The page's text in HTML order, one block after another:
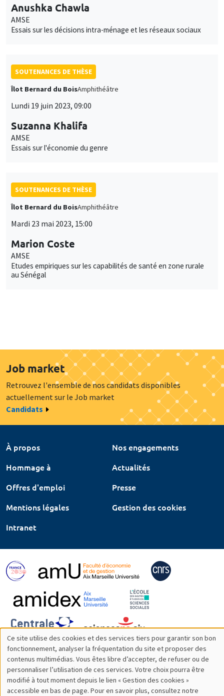
Anushka Chawla
AMSE
Essais sur les décisions intra-ménage et les réseaux sociaux
SOUTENANCES DE THÈSE
Îlot Bernard du BoisAmphithéâtre
Lundi 19 juin 2023, 09:00
Suzanna Khalifa
AMSE
Essais sur l'économie du genre
SOUTENANCES DE THÈSE
Îlot Bernard du BoisAmphithéâtre
Mardi 23 mai 2023, 15:00
Marion Coste
AMSE
Etudes empiriques sur les capabilités de santé en zone rurale
au Sénégal
Job market
Retrouvez l'ensemble de nos candidats disponibles
actuellement sur le Job market
Candidats
À propos
Nos engagements
Hommage à
Actualités
Offres d'emploi
Presse
Mentions légales
Gestion des cookies
Intranet
Utilisation
des
données
Ce site utilise des cookies et des services tiers pour garantir son bon
fonctionnement, analyser la fréquentation du site et proposer des
contenus multimédias. Vous êtes libre d’accepter, de refuser ou de
personnaliser l’utilisation de ces services. Votre choix pourra être
modifié à tout moment depuis le lien « Gestion des cookies »
accessible en bas de page. Pour en savoir plus, consultez notre